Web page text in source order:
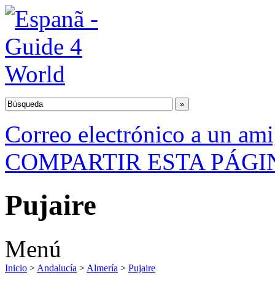
Correo electrónico a un
COMPARTIR ESTA
Pujaire
Menú
Inicio > Andalucía > Almería > Pujaire